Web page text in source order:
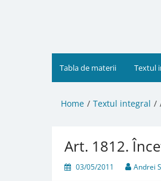
Tabla de materii Textul
Home Textul integral
Art. 1812.
03/05/2011 Andrei